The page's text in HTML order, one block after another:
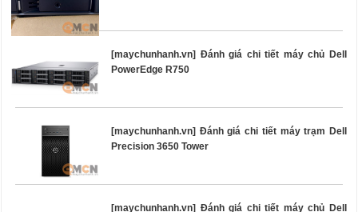
[maychunhanh.vn] Đánh giá chi tiết máy chủ Dell
PowerEdge R750
[maychunhanh.vn] Đánh giá chi tiết máy trạm Dell
Precision 3650 Tower
[maychunhanh.vn] Đánh giá chi tiết máy chủ Dell